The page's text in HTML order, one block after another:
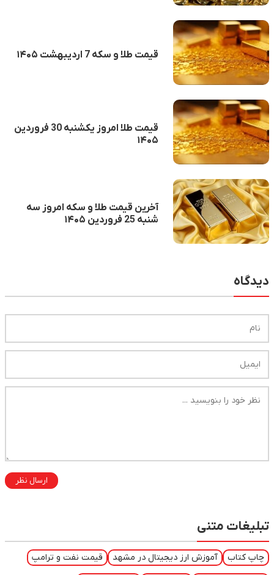
قیمت طلا و سکه 7 اردیبهشت ۱۴۰۵
قیمت طلا امروز یکشنبه 30 فروردین
۱۴۰۵
آخرین قیمت طلا و سکه امروز سه
شنبه 25 فروردین ۱۴۰۵
دیدگاه
ارسال نظر
تبلیغات متنی
چاپ کتاب آموزش ارز دیجیتال در مشهد قیمت نفت و ترامپ